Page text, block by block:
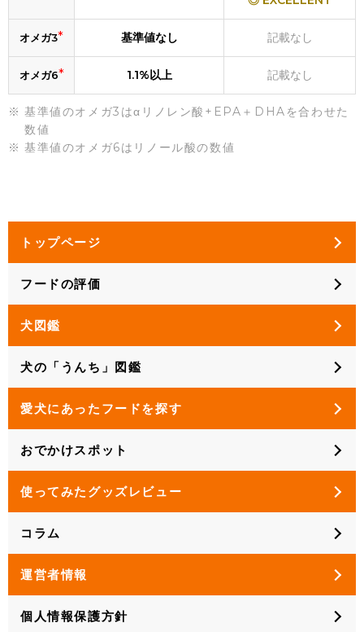
オメガ3* 基準値なし 記載なし
オメガ6* 1.1%以上 記載なし
基準値のオメガ3はαリノレン酸+EPA＋DHAを合わせた
数値
基準値のオメガ6はリノール酸の数値
トップページ
フードの評価
犬図鑑
犬の「うんち」図鑑
愛犬にあったフードを探す
おでかけスポット
使ってみたグッズレビュー
コラム
運営者情報
個人情報保護方針